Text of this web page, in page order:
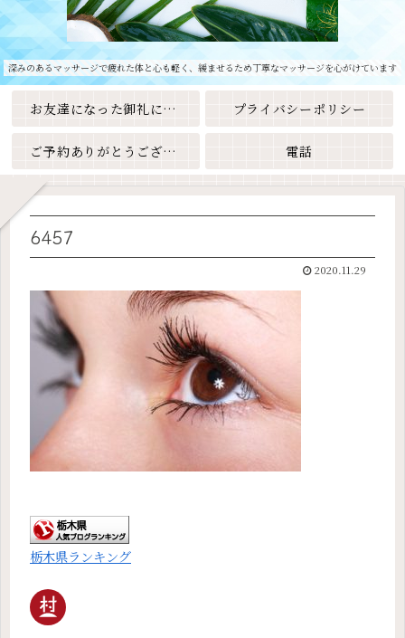
深みのあるマッサージで疲れた体と心も軽く、緩ませるため丁寧なマッサージを心がけています
お友達になった御礼に素敵なクーポンをプレゼント🎁 プライバシーポリシー
ご予約ありがとうございます 電話
6457
2020.11.29
栃木県ランキング